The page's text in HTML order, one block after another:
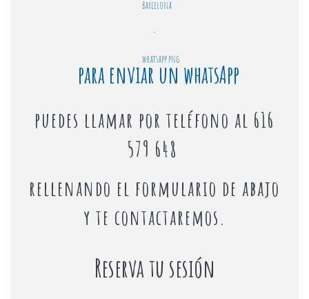
Solo ?? €
para enviar un whatsApp
puedes llamar por teléfono al 616
579 648
rellenando el formulario de abajo
y te contactaremos.
Reserva tu sesión